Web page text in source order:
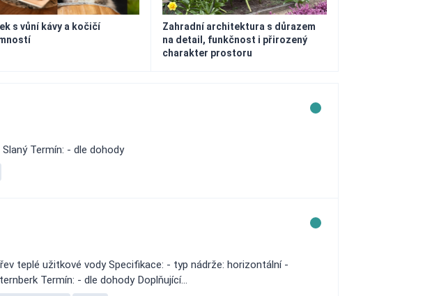
s vůní kávy a kočičí
Zahradní architektura s důrazem
na detail, funkčnost i přirozený
charakter prostoru
Termín: - dle dohody
teplé užitkové vody Specifikace: - typ nádrže: horizontální -
Termín: - dle dohody Doplňující...